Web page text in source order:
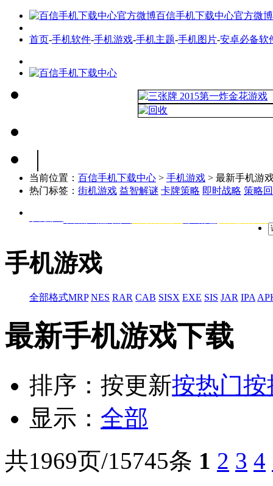
百信手机下载中心官方微博
首页-手机软件-手机游戏-手机主题-手机图片-安卓必备软
|
当前位置： 百信手机下载中心 > 手机游戏 > 最新手机游
热门标签： 街机游戏 益智解谜 卡牌策略 即时战略 策略
手机游戏
全部格式MRP NES RAR CAB SISX EXE SIS JAR IPA
最新手机游戏下载
排序： 按更新按热门按
显示： 全部
共1969页/15745条 1 2 3 4